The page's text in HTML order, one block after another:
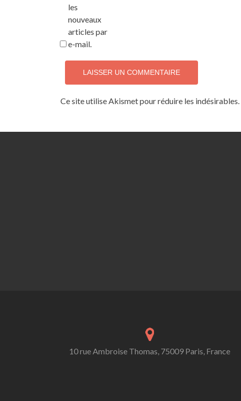
les
nouveaux
articles par
e-mail.
Ce site utilise Akismet pour réduire les indésirables.
10 rue Ambroise Thomas, 75009 Paris, France